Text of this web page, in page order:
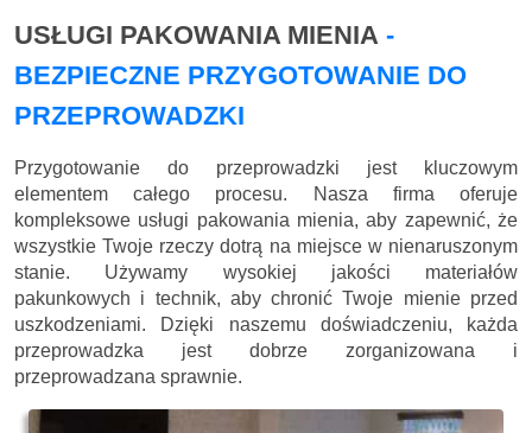
USŁUGI PAKOWANIA MIENIA -
BEZPIECZNE PRZYGOTOWANIE DO
PRZEPROWADZKI
Przygotowanie do przeprowadzki jest kluczowym
elementem całego procesu. Nasza firma oferuje
kompleksowe usługi pakowania mienia, aby zapewnić, że
wszystkie Twoje rzeczy dotrą na miejsce w nienaruszonym
stanie. Używamy wysokiej jakości materiałów
pakunkowych i technik, aby chronić Twoje mienie przed
uszkodzeniami. Dzięki naszemu doświadczeniu, każda
przeprowadzka jest dobrze zorganizowana i
przeprowadzana sprawnie.